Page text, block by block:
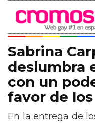
Sabrina
deslumbra
con un
favor de
En la entrega de